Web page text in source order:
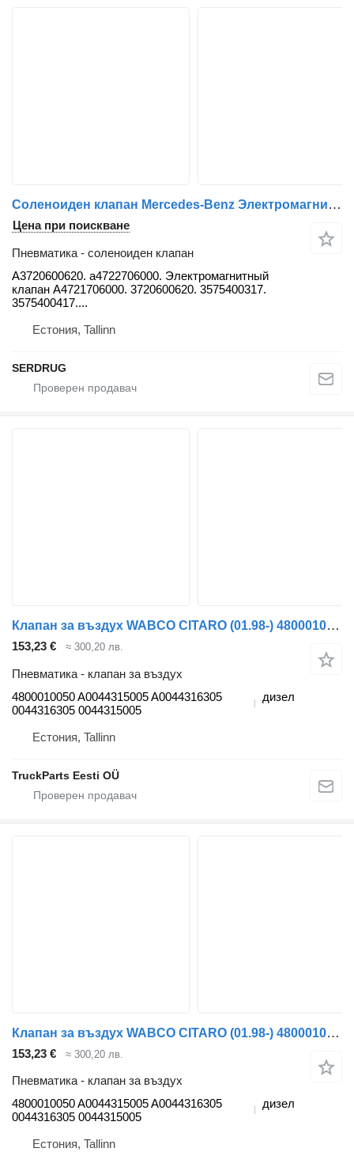
Соленоиден клапан Mercedes-Benz Электромагнитный клапан А4721706000 3720600620 а4722706000 А3720600620. за автобус Mercedes-Benz O405
Цена при поискване
Пневматика - соленоиден клапан
А3720600620. а4722706000. Электромагнитный
клапан А4721706000. 3720600620. 3575400317.
3575400417....
Естония, Tallinn
SERDRUG
Клапан за въздух WABCO CITARO (01.98-) 4800010050 за автобус Mercedes-Benz Bus II (1996-)
153,23 € ≈ 300,20 лв.
Пневматика - клапан за въздух
4800010050 A0044315005 A0044316305
0044316305 0044315005
дизел
Естония, Tallinn
TruckParts Eesti OÜ
Клапан за въздух WABCO CITARO (01.98-) 4800010050 за автобус Mercedes-Benz Bus II (1996-)
153,23 € ≈ 300,20 лв.
Пневматика - клапан за въздух
4800010050 A0044315005 A0044316305
0044316305 0044315005
дизел
Естония, Tallinn